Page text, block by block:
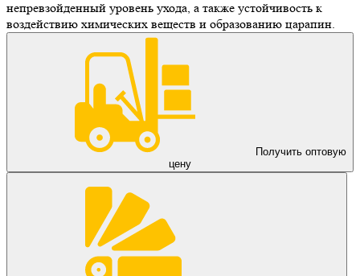
непревзойденный уровень ухода, а также устойчивость к
воздействию химических веществ и образованию царапин.
Получить оптовую
цену